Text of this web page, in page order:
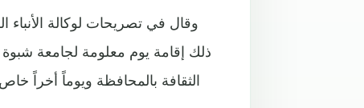
وقال في تصريحات لوكالة
ذلك إقامة يوم معلومة لجامعة شبوة
الثقافة بالمحافظة ويوماً أخراً